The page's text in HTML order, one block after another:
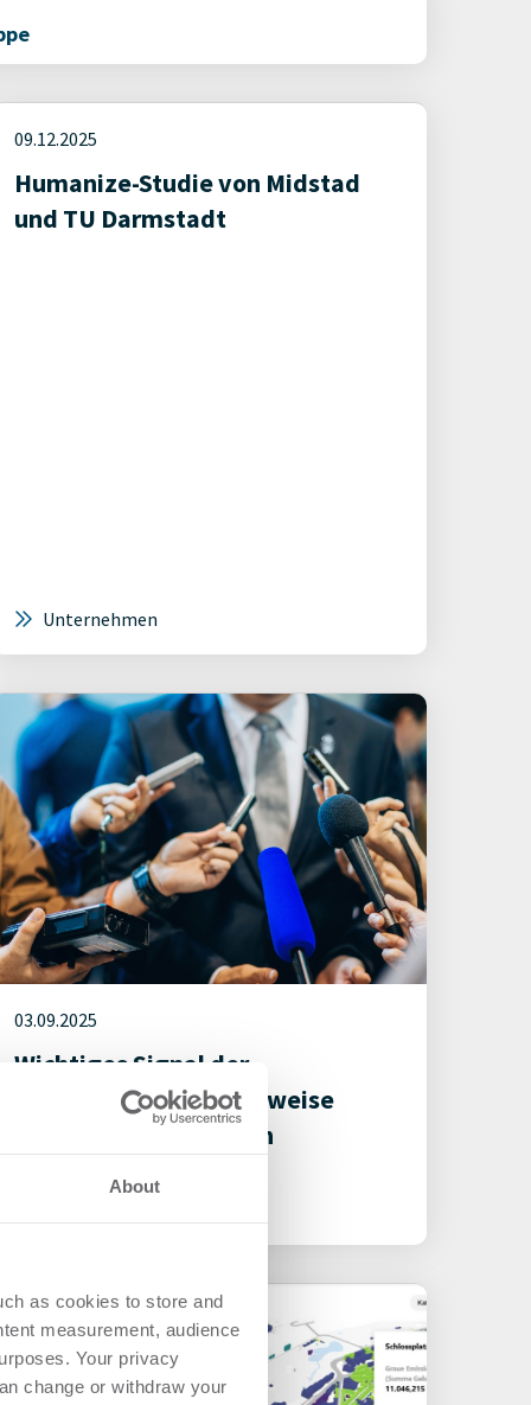
About
as cookies to store and
measurement, audience
Your privacy
change or withdraw your
09.12.2025
Humanize-Studie von Midstad
und TU Darmstadt
Unternehmen
03.09.2025
Wichtiges Signal der
Bundesregierung: Losweise
Vergabe fördert fairen